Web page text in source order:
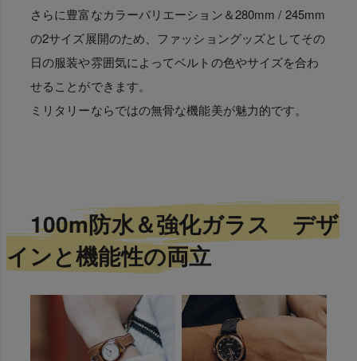
さらに豊富なカラーバリエーション＆280mm / 245mm
の2サイズ展開のため、ファッショングッズとしてその
日の服装や雰囲気によってベルトの色やサイズを合わ
せることができます。
ミリタリーならではの無骨な機能美が魅力的です。
100m防水＆強化ガラス デザ
インと機能性の両立